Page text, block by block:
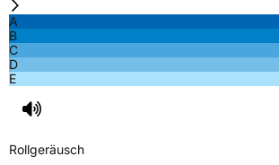
A
B
C
D
E
Rollgeräusch